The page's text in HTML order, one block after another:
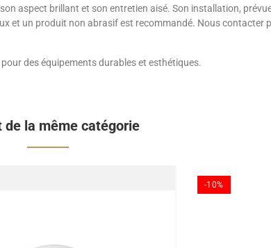
aspect brillant et son entretien aisé. Son installation,
et un produit non abrasif est recommandé. Nous contacter
des équipements durables et esthétiques.
de la même catégorie
-10%